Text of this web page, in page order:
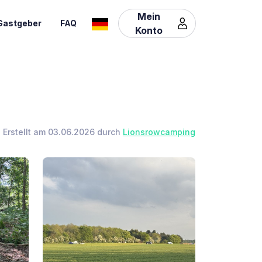
FAQ
Mein
Konto
Erstellt am 03.06.2026 durch Lionsrowcamping